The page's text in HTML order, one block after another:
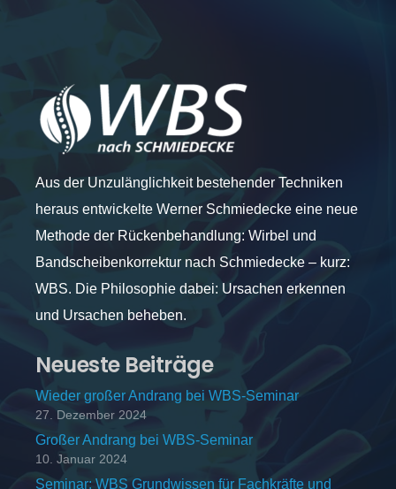
Aus der Unzulänglichkeit bestehender Techniken
heraus entwickelte Werner Schmiedecke eine neue
Methode der Rückenbehandlung: Wirbel und
Bandscheibenkorrektur nach Schmiedecke – kurz:
WBS. Die Philosophie dabei: Ursachen erkennen
und Ursachen beheben.
Neueste Beiträge
Wieder großer Andrang bei WBS-Seminar
27. Dezember 2024
Großer Andrang bei WBS-Seminar
10. Januar 2024
Seminar: WBS Grundwissen für Fachkräfte und